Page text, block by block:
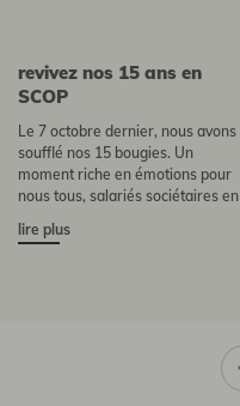
Revivez nos 15 ans en
SCOP
Le 7 octobre dernier, nous avons
soufflé nos 15 bougies. Un
moment riche en émotions pour
nous tous, salariés sociétaires en
nos partenaires. La confirmation
lire plus